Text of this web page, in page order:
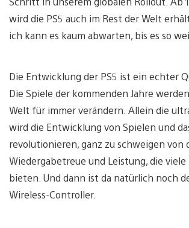
wird die PS5 auch im Rest der Welt
ich kann es kaum abwarten, bis es so
Die Entwicklung der PS5 ist ein echter
Die Spiele der kommenden Jahre
Welt für immer verändern. Allein die
wird die Entwicklung von Spielen und
revolutionieren, ganz zu schweigen von
Wiedergabetreue und Leistung, die viele
bieten. Und dann ist da natürlich noch
Wireless-Controller.